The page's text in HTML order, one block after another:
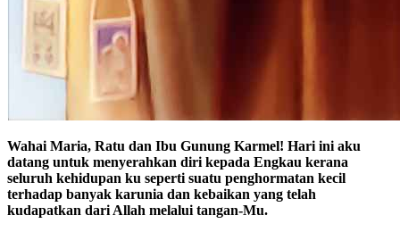
Wahai Maria, Ratu dan Ibu Gunung Karmel! Hari ini aku
datang untuk menyerahkan diri kepada Engkau kerana
seluruh kehidupan ku seperti suatu penghormatan kecil
terhadap banyak karunia dan kebaikan yang telah
kudapatkan dari Allah melalui tangan-Mu.